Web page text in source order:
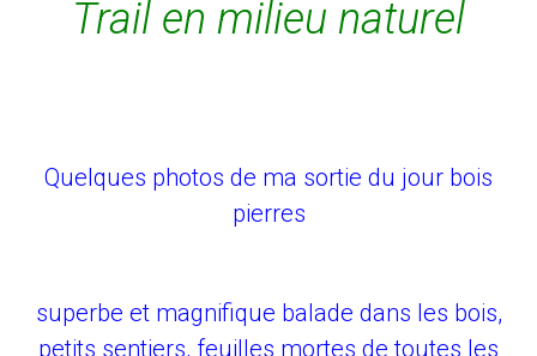
Trail en milieu naturel
Quelques photos de ma sortie du jour bois
pierres
superbe et magnifique balade dans les bois,
petits sentiers, feuilles mortes de toutes les